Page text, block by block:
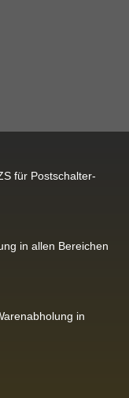
für Postschalter-
in allen Bereichen
in